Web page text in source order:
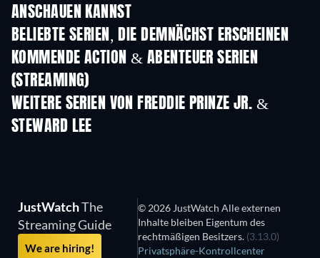
ANSCHAUEN KANNST
Serie
BELIEBTE SERIEN, DIE DEMNÄCHST ERSCHEINEN
Serie Serie
KOMMENDE ACTION & ABENTEUER SERIEN
(STREAMING)Staffel 2
WEITERE SERIEN VON FREDDIE PRINZE JR. &
STEWARD LEESerie
JustWatchThe
Streaming Guide
We are hiring!
© 2026 JustWatch Alle externen
Inhalte bleiben Eigentum des
rechtmäßigen Besitzers. (3.13.0)
Privatsphäre-Kontrollcenter